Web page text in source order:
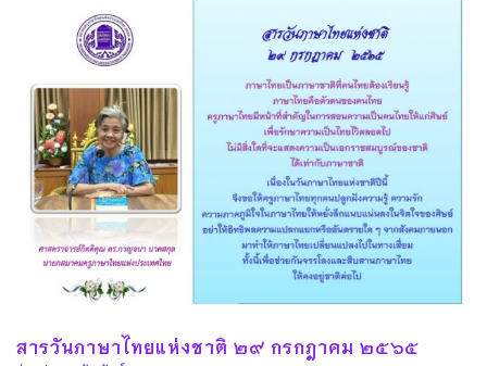
สารวันภาษาไทยแห่งชาติ ๒๙ กรกฎาคม ๒๕๖๕